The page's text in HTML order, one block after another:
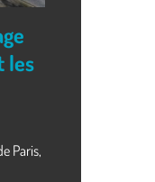
les
Paris,